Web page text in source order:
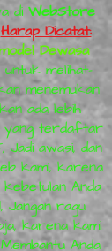
di WebStore
Harap Dicatat:
Dewasa
untuk melihat-
menemukan
ada lebih
yang terdaftar
Jadi awasi, dan
kami, karena
Anda
Jangan ragu
karena kami
Anda